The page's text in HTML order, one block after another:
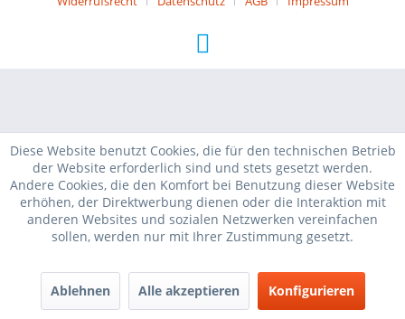
Diese Website benutzt Cookies, die für den technischen Betrieb
der Website erforderlich sind und stets gesetzt werden.
Andere Cookies, die den Komfort bei Benutzung dieser Website
erhöhen, der Direktwerbung dienen oder die Interaktion mit
anderen Websites und sozialen Netzwerken vereinfachen
sollen, werden nur mit Ihrer Zustimmung gesetzt.
Ablehnen Alle akzeptieren Konfigurieren